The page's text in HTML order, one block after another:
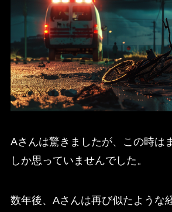
Aさんは驚きましたが、この時は
しか思っていませんでした。
数年後、Aさんは再び似たような